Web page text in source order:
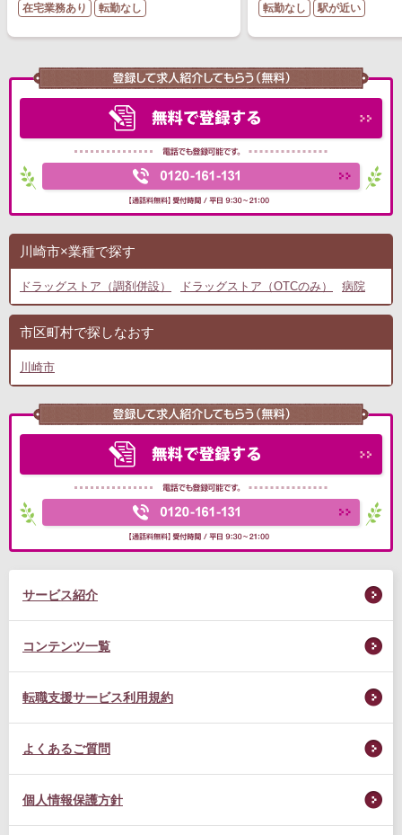
在宅業務あり 転勤なし 転勤なし 駅が近い
川崎市×業種で探す
ドラッグストア（調剤併設） ドラッグストア（OTCのみ） 病院
市区町村で探しなおす
川崎市
サービス紹介
コンテンツ一覧
転職支援サービス利用規約
よくあるご質問
個人情報保護方針